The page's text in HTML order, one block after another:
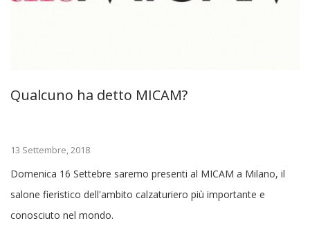
Qualcuno ha detto MICAM?
13 Settembre, 2018
Domenica 16 Settebre saremo presenti al MICAM a Milano, il
salone fieristico dell'ambito calzaturiero più importante e
conosciuto nel mondo.